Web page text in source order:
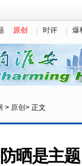
原创 时评 爆
> 原创 > 正文
晒是主